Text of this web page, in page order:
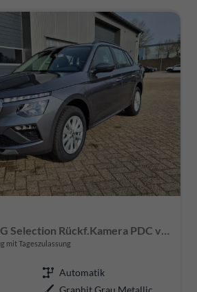
1.0 TSI 115PS DSG Selection Rückf.Kamera PDC v+h Sitzheizung Klimaautomatik Skoda-Radio Apple CarPlay + Android Auto Tempomat Garantieverlängerung 16"LM
mit Tageszulassung
Automatik
Graphit Grau Metallic